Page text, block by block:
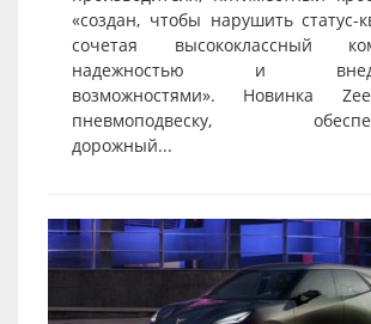
«создан, чтобы нарушить статус-
сочетая высококлассный
надежностью и
возможностями». Новинка
пневмоподвеску,
дорожный...